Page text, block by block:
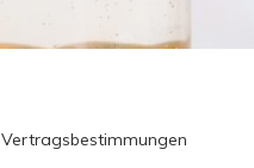
Vertragsbestimmungen